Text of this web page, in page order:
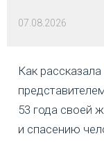
07.08.2026
Как
53 года своей
и спасению